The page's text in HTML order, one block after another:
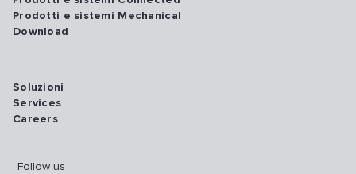
Prodotti e sistemi Mechanical
Download
Soluzioni
Services
Careers
Follow us